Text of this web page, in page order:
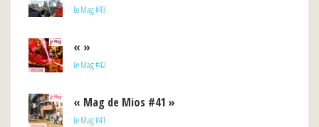
Le Mag #43
« »
Le Mag #42
« Mag de Mios #41 »
Le Mag #41